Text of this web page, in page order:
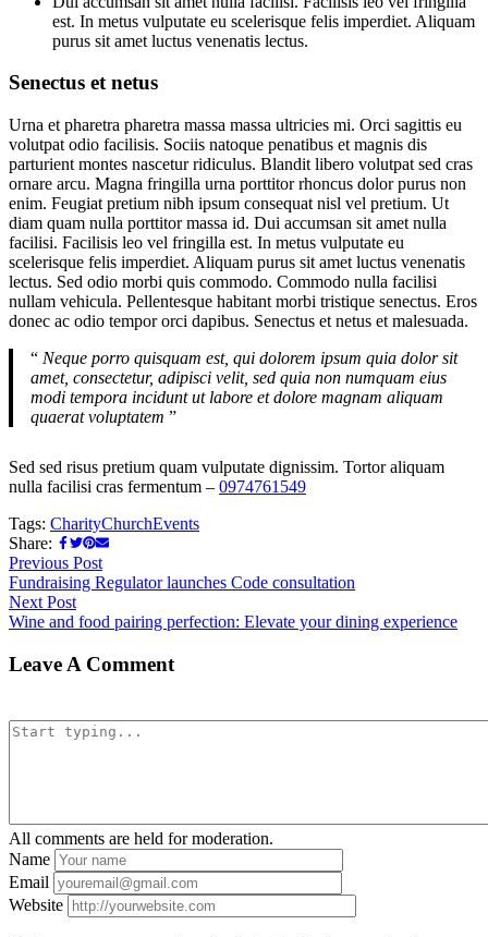
est. In metus vulputate eu scelerisque felis imperdiet. Aliquam
purus sit amet luctus venenatis lectus.
Senectus et netus
Urna et pharetra pharetra massa massa ultricies mi. Orci sagittis eu
volutpat odio facilisis. Sociis natoque penatibus et magnis dis
parturient montes nascetur ridiculus. Blandit libero volutpat sed cras
ornare arcu. Magna fringilla urna porttitor rhoncus dolor purus non
enim. Feugiat pretium nibh ipsum consequat nisl vel pretium. Ut
diam quam nulla porttitor massa id. Dui accumsan sit amet nulla
facilisi. Facilisis leo vel fringilla est. In metus vulputate eu
scelerisque felis imperdiet. Aliquam purus sit amet luctus venenatis
lectus. Sed odio morbi quis commodo. Commodo nulla facilisi
nullam vehicula. Pellentesque habitant morbi tristique senectus. Eros
donec ac odio tempor orci dapibus. Senectus et netus et malesuada.
“ Neque porro quisquam est, qui dolorem ipsum quia dolor sit
amet, consectetur, adipisci velit, sed quia non numquam eius
modi tempora incidunt ut labore et dolore magnam aliquam
quaerat voluptatem ”
Sed sed risus pretium quam vulputate dignissim. Tortor aliquam
nulla facilisi cras fermentum – 0974761549
Tags: CharityChurchEvents
Share:
Post
navigation
Previous PostPrevious
post:
Fundraising Regulator launches Code consultation
Next PostNext
post:
Wine and food pairing perfection: Elevate your dining experience
Leave A Comment
All comments are held for moderation.
Name
Email
Website